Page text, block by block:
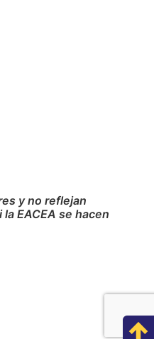
y no reflejan
EACEA se hacen